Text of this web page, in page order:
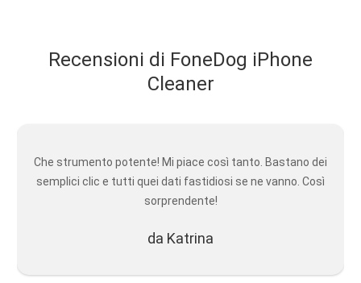
Recensioni di FoneDog iPhone
Cleaner
Che strumento potente! Mi piace così tanto. Bastano dei
semplici clic e tutti quei dati fastidiosi se ne vanno. Così
sorprendente!
da Katrina